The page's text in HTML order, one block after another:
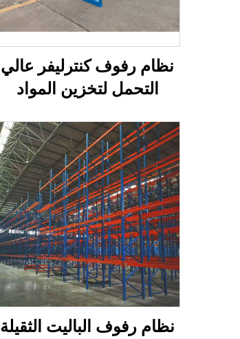
نظام رفوف كنترليفر عالي
التحمل لتخزين المواد
نظام رفوف الباليت الثقيلة